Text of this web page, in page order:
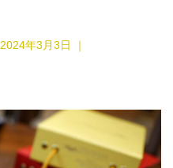
2024年3月3日 ｜